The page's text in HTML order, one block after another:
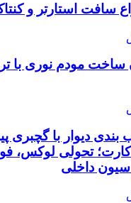
سافت استارتر و
ساخت مودم نوری با
بندی دیوار با
تحولی لوکس،
داخلی